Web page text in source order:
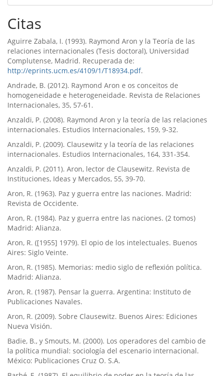
Citas
Aguirre Zabala, I. (1993). Raymond Aron y la Teorí­a de las
relaciones internacionales (Tesis doctoral), Universidad
Complutense, Madrid. Recuperada de:
http://eprints.ucm.es/4109/1/T18934.pdf.
Andrade, B. (2012). Raymond Aron e os conceitos de
homogeneidade e heterogeneidade. Revista de Relaciones
Internacionales, 35, 57-61.
Anzaldi, P. (2008). Raymond Aron y la teorí­a de las relaciones
internacionales. Estudios Internacionales, 159, 9-32.
Anzaldi, P. (2009). Clausewitz y la teorí­a de las relaciones
internacionales. Estudios Internacionales, 164, 331-354.
Anzaldi, P. (2011). Aron, lector de Clausewitz. Revista de
Instituciones, Ideas y Mercados, 55, 39-70.
Aron, R. (1963). Paz y guerra entre las naciones. Madrid:
Revista de Occidente.
Aron, R. (1984). Paz y guerra entre las naciones. (2 tomos)
Madrid: Alianza.
Aron, R. ([1955] 1979). El opio de los intelectuales. Buenos
Aires: Siglo Veinte.
Aron, R. (1985). Memorias: medio siglo de reflexión polí­tica.
Madrid: Alianza.
Aron, R. (1987). Pensar la guerra. Argentina: Instituto de
Publicaciones Navales.
Aron, R. (2009). Sobre Clausewitz. Buenos Aires: Ediciones
Nueva Visión.
Badie, B., y Smouts, M. (2000). Los operadores del cambio de
la polí­tica mundial: sociologí­a del escenario internacional.
México: Publicaciones Cruz O. S.A.